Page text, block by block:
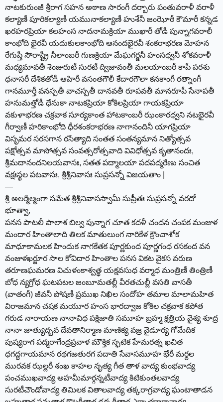
నాటకురుంజీ శ్రీరాగ సహన అఠాణ సారంగీ దర్బారు పంతువరాళీ వరాళీ
కల్యాణీ పూరికల్యాణీ యమునాకల్యాణీ హుశేనీ జంఝోఠీ కౌమారీ కన్నడ
ఖరహరప్రియా కలహంస నాదనామక్రియా ముఖారీ తోడీ పున్నాగవరాలీ
కాంభోది భైరవీ యదుకులకాంభోది ఆనందభైరవీ శంకరాభరణ మోహన
రేగుప్తీ సౌరాష్ట్రీ నీలాంబరీ గుణక్రియా మేఘగర్జనీ హంసధ్వనీ శోకవరాళీ
మధ్యమావతీ శెంజురుటీ సురటీ ద్విజావంతీ మలయాంబరీ కాపీ పరశు
ధనాసరీ దేశికతోడీ ఆహిరీ వసంతగౌలీ కేదారగౌలా కనకాంగీ రత్నాంగీ
గానమూర్తీ వనస్పతీ వాచస్పతీ దానవతీ రూపవతీ మానరూపీ సేనాపతీ
హనుమత్తోడీ ధేనుకా నాటకప్రియా కోకిలప్రియా గాయకప్రియా
వకుళాభరణ చక్రవాక సూర్యకాంత హాటకాంబరీ ఝంకారధ్వని నటభైరవీ
గీర్వాణీ హరికాంభోది ధీరశంకరాభరణ నాగానందినీ యాగప్రియా
విసృమర సరసగాన రసేత్యాది సంతత సంతన్యమాన నిత్యోత్సవ
పక్షోత్సవ మాసోత్సవ సంవత్సరోత్సవాది వివిధోత్సవ కృతానందః,
శ్రీమదానందనిలయవాసః, సతత పద్మాలయా పదపద్మరేణు సంచిత
వక్షఃస్థల పటవాసః, శ్రీశ్రీనివాసః సుప్రసన్నో విజయతాం |
—
శ్రీ అలర్మేల్మంగా సమేత శ్రీశ్రీనివాసస్వామీ సుప్రీతః సుప్రసన్నో వరదో
భూత్వా,
పనస పాటలీ పాలాశ బిల్వ పున్నాగ చూత కదళీ చందన చంపక మంజుళ
మందార హింతాలాది తిలక మాతులుంగ నారికేళ క్రౌంచాశోక
మాధూకామలక హిందుక నాగకేతక పూర్ణకుంద పూర్ణగంధ రసకంద వన
వంజుళఖర్జూర సాల కోవిదార హింతాల పనస వికట వైకస వరుణ
తరూణఘమరణ విచుళంకాశ్వత్థ యక్షవసుధ వర్మాధ మంత్రిణీ తింత్రిణీ
బోధ న్యగ్రోధ ఘటపటల జంబూమతల్లీ వీరతచుల్లీ వసతి వాసతీ
(వాతంగీ) జీవనీ పోషణీ ప్రముఖ నిఖిల సందోహ తమాల మాలామహిత
విరాజమాన చషక మయూర హంస భారద్వాజ కోకిల చక్రవాక కపోత
గరుడ నారాయణ నానావిధ పక్షిజాతి సమూహ బ్రహ్మ క్షత్రియ వైశ్య శూద్ర
నానా జాత్యుద్భవ దేవతానిర్మాణ మాణిక్య వజ్ర వైడూర్య గోమేదిక
పుష్యరాగ పద్మరాగేంద్రప్రవాళ మౌక్తిక స్ఫటిక హేమరత్న ఖచిత
ధగద్ధగాయమాన రథగజతురగ పదాతి సేవాసమూహ భేరీ మర్దల
మురవక ఝల్లరీ శంఖ కాహల నృత్య గీత తాళ వాద్య కుంభవాద్య
పంచముఖవాద్య అహమీమార్గన్నటీవాద్య కిటికుంతలవాద్య
సురటీచౌండోవాద్య తిమిలక వితాలవాద్య తక్కరాగ్రవాద్య ఘంటాతాడన